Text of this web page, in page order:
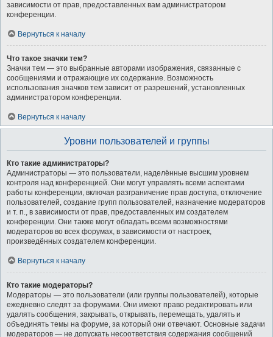
зависимости от прав, предоставленных вам администратором
конференции.
Вернуться к началу
Что такое значки тем?
Значки тем — это выбранные авторами изображения, связанные с
сообщениями и отражающие их содержание. Возможность
использования значков тем зависит от разрешений, установленных
администратором конференции.
Вернуться к началу
Уровни пользователей и группы
Кто такие администраторы?
Администраторы — это пользователи, наделённые высшим уровнем
контроля над конференцией. Они могут управлять всеми аспектами
работы конференции, включая разграничение прав доступа, отключение
пользователей, создание групп пользователей, назначение модераторов
и т. п., в зависимости от прав, предоставленных им создателем
конференции. Они также могут обладать всеми возможностями
модераторов во всех форумах, в зависимости от настроек,
произведённых создателем конференции.
Вернуться к началу
Кто такие модераторы?
Модераторы — это пользователи (или группы пользователей), которые
ежедневно следят за форумами. Они имеют право редактировать или
удалять сообщения, закрывать, открывать, перемещать, удалять и
объединять темы на форуме, за который они отвечают. Основные задачи
модераторов — не допускать несоответствия содержания сообщений